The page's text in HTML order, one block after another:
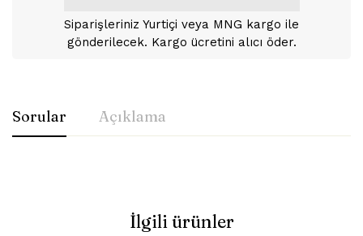
Siparişleriniz Yurtiçi veya MNG kargo ile
gönderilecek. Kargo ücretini alıcı öder.
Sorular Açıklama
İlgili ürünler